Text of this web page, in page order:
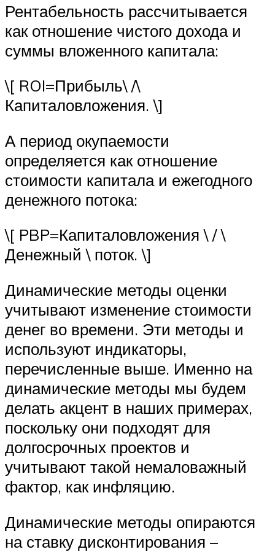
Рентабельность рассчитывается
как отношение чистого дохода и
суммы вложенного капитала:
\[ ROI=Прибыль\ /\
Капиталовложения. \]
А период окупаемости
определяется как отношение
стоимости капитала и ежегодного
денежного потока:
\[ PBP=Капиталовложения \ / \
Денежный \ поток. \]
Динамические методы оценки
учитывают изменение стоимости
денег во времени. Эти методы и
используют индикаторы,
перечисленные выше. Именно на
динамические методы мы будем
делать акцент в наших примерах,
поскольку они подходят для
долгосрочных проектов и
учитывают такой немаловажный
фактор, как инфляцию.
Динамические методы опираются
на ставку дисконтирования –